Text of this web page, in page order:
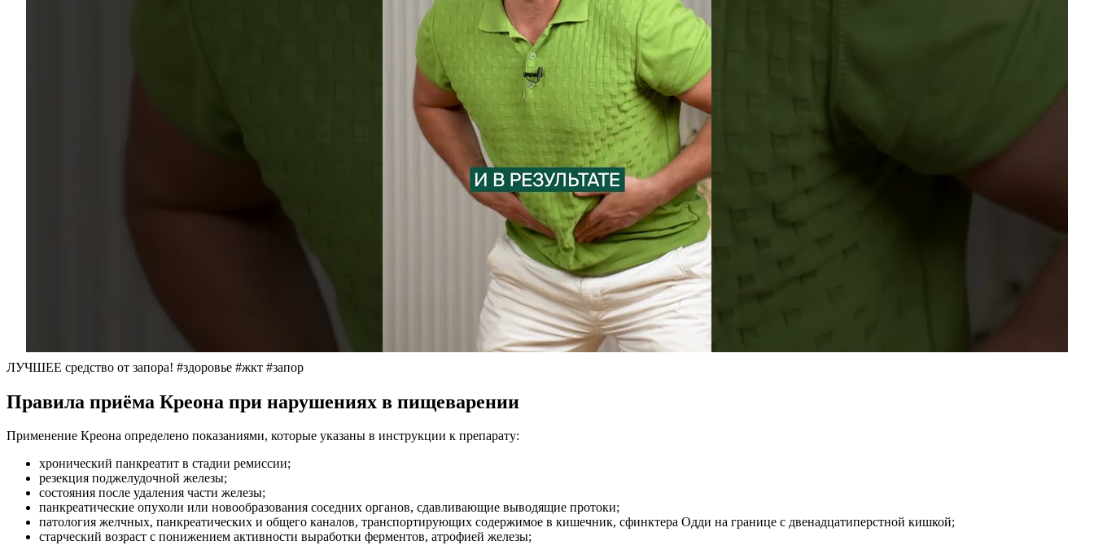
ЛУЧШЕЕ средство от запора! #здоровье #жкт #запор
Правила приёма Креона при нарушениях в пищеварении
Применение Креона определено показаниями, которые указаны в инструкции к препарату:
хронический панкреатит в стадии ремиссии;
резекция поджелудочной железы;
состояния после удаления части железы;
панкреатические опухоли или новообразования соседних органов, сдавливающие выводящие протоки;
патология желчных, панкреатических и общего каналов, транспортирующих содержимое в кишечник, сфинктера Одди на границе с двенадцатиперстной кишкой;
старческий возраст с понижением активности выработки ферментов, атрофией железы;